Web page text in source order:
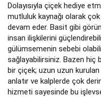
Dolayısıyla çiçek hediye
mutluluk kaynağı olarak
devam eder. Basit gibi
insan ilişkilerini
gülümsemenin sebebi
sağlayabilirsiniz. Bazen hiç
bir çiçek; uzun uzun kurulan
anlatır ve kalplerde çok
hizmeti sayesinde bu